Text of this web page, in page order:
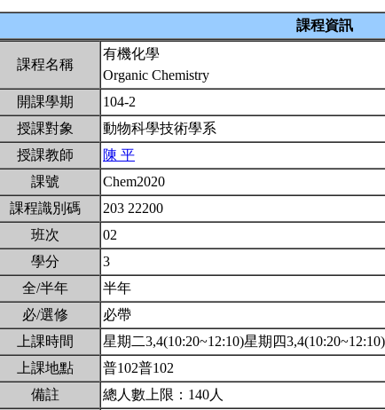
課程資訊
課程名稱
有機化學
Organic Chemistry
開課學期
104-2
授課對象
動物科學技術學系
授課教師
陳 平
課號
Chem2020
課程識別碼
203 22200
班次
02
學分
3
全/半年
半年
必/選修
必帶
上課時間
星期二3,4(10:20~12:10)星期四3,4(10:20~12:10)
上課地點
普102普102
備註
總人數上限：140人